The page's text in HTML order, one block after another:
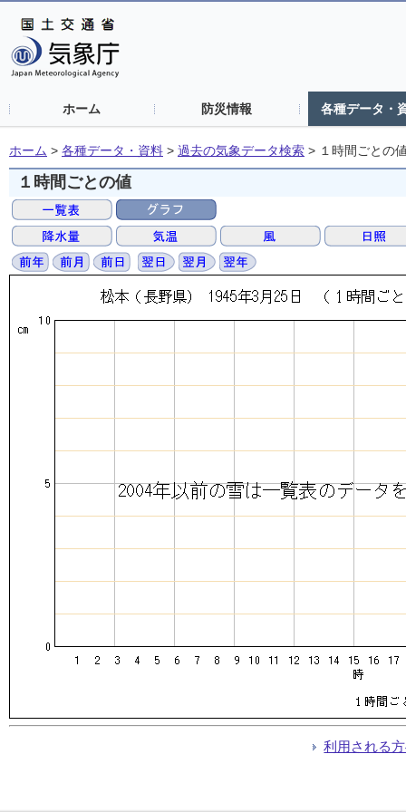
ホーム 防災情報 各種データ・
ホーム > 各種データ・資料 > 過去の気象データ検索 > １時間ごとの
１時間ごとの値
利用される